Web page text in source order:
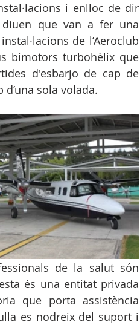
i enlloc de dir
que van a fer una
de l’Aeroclub
bimotors turbohèlix que
d'esbarjo de cap de
sola volada.
de la salut són
és una entitat privada
que porta assistència
es nodreix del suport i